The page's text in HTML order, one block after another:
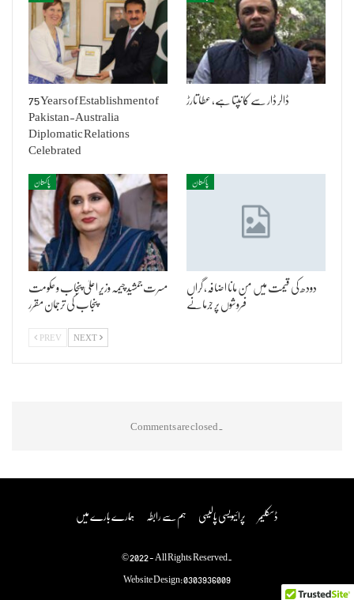
75 Years of Establishment of
Pakistan-Australia
Diplomatic Relations
Celebrated
ڈالر ڈار سے کانپتا ہے، عطا تارڑ
پاکستان
مسرت جمشید چیمہ وزیر اعلیٰ پنجاب و حکومت
پنجاب کی ترجمان مقرر
پاکستان
دودھ کی قیمت میں من مانا اضافہ، گراں
فروشوں پر جرمانے
PREV NEXT
Comments are closed.
ہمارے بارے میں ہم سے رابطہ پرائیویسی پالیسی ڈسکلیمر
© 2022 - All Rights Reserved.
Website Design:0303936009